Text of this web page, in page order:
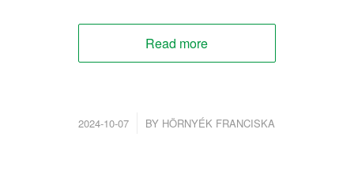
Read more
2024-10-07
/ BY HÖRNYÉK FRANCISKA